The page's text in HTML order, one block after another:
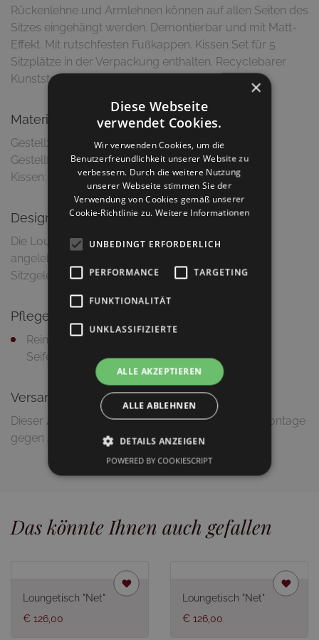
Rückenlehne und Armlehnen können auf allen Seiten des
Sitzes eingehängt werden. Demontierbar und mit Matt-
Effekt. Mit rutschfesten Fußkappen. Kissen Set für 5
Sitzplätze in der Verpackung enthalten. Recyclebarer
Kunststoff.
Material & Ausführung
Gestell: Polypropylen /Glasfaserverstärkt
Gestellfarbe: Weiß
Design
Die Loungebank ist an die Zweige von Bäumen
angelehnt und ein modulares System von
Pflegetipps
Reinigung mit feuchtem Putztuch und milder
Seifenlauge
Versandinformationen
Dieser Artikel wird zerlegt geliefert (Lieferung & Montage
gegen Aufpreis möglich)
Das könnte Ihnen auch gefallen
Loungetisch "Net"
€ 126,00
Loungetisch "Net"
€ 126,00
×
Diese Webseite
verwendet Cookies.
Wir verwenden Cookies, um die
Benutzerfreundlichkeit unserer Website zu
verbessern. Durch die weitere Nutzung
unserer Webseite stimmen Sie der
Verwendung von Cookies gemäß unserer
Cookie-Richtlinie zu.Weitere Informationen
UNBEDINGT ERFORDERLICH
PERFORMANCE TARGETING
FUNKTIONALITÄT
UNKLASSIFIZIERTE
ALLE AKZEPTIEREN
ALLE ABLEHNEN
DETAILS ANZEIGEN
POWERED BY COOKIESCRIPT